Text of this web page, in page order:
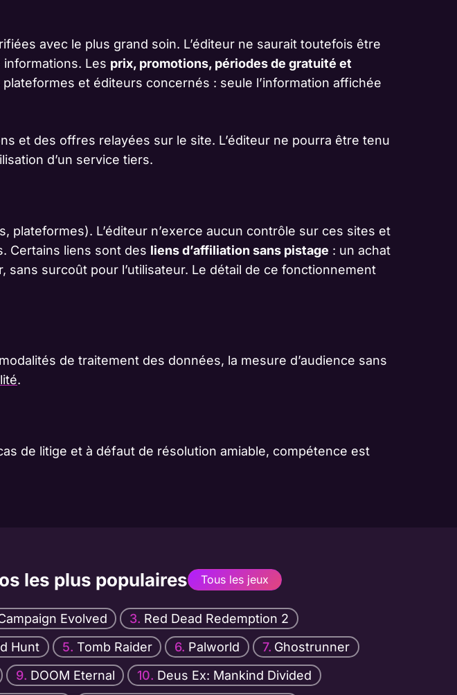
avec le plus grand soin. L’éditeur ne saurait toutefois être
Les prix, promotions, périodes de gratuité et
et éditeurs concernés : seule l’information affichée
et des offres relayées sur le site. L’éditeur ne pourra être tenu
d’un service tiers.
L’éditeur n’exerce aucun contrôle sur ces sites et
Certains liens sont des liens d’affiliation sans pistage : un achat
surcoût pour l’utilisateur. Le détail de ce fonctionnement
de traitement des données, la mesure d’audience sans
.
de litige et à défaut de résolution amiable, compétence est
les plus populaires Tous les jeux
Evolved
Red Dead Redemption 2
Hunt
Tomb Raider Palworld
Ghostrunner
DOOM Eternal Deus Ex: Mankind Divided